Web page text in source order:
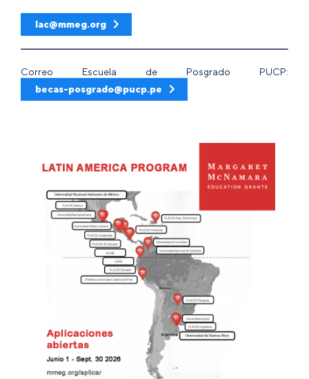
lac@mmeg.org
Correo Escuela de Posgrado PUCP:
becas-posgrado@pucp.pe